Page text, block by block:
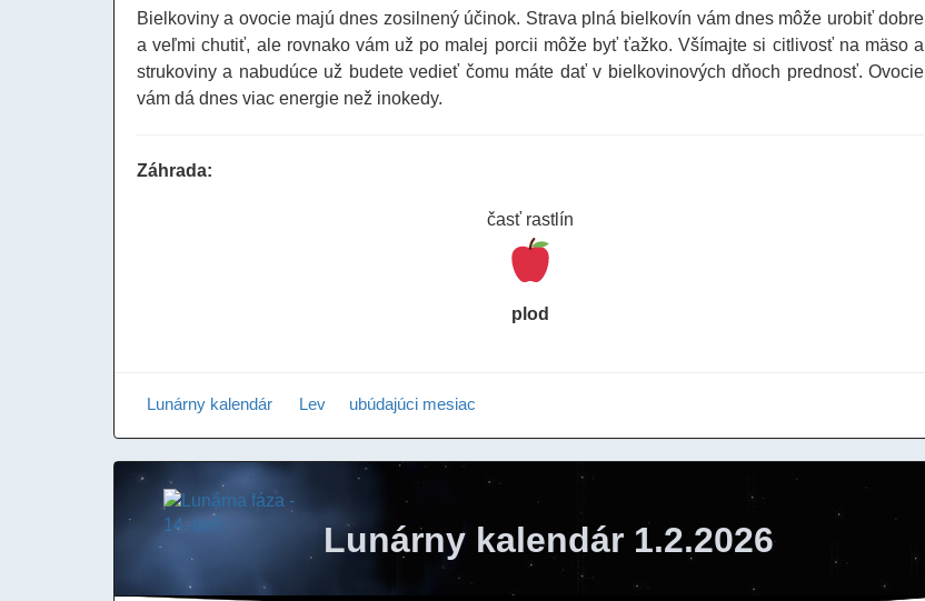
Bielkoviny a ovocie majú dnes zosilnený účinok. Strava plná bielkovín vám dnes môže urobiť dobre
a veľmi chutiť, ale rovnako vám už po malej porcii môže byť ťažko. Všímajte si citlivosť na mäso a
strukoviny a nabudúce už budete vedieť čomu máte dať v bielkovinových dňoch prednosť. Ovocie
vám dá dnes viac energie než inokedy.
Záhrada:
časť rastlín
plod
Lunárny kalendár Lev ubúdajúci mesiac
Lunárny kalendár 1.2.2026